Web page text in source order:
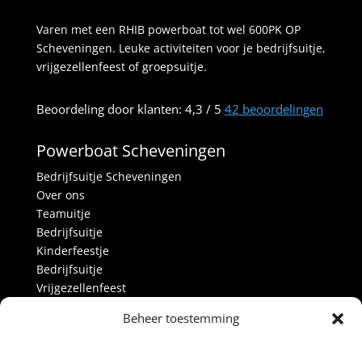
Beheer toestemming
Varen met een RHIB powerboat tot wel 600PK OP
Scheveningen. Leuke activiteiten voor je bedrijfsuitje,
vrijgezellenfeest of groepsuitje.
Beoordeling door klanten: 4,3 / 5 42 beoordelingen
Powerboat Scheveningen
Bedrijfsuitje Scheveningen
Over ons
Teamuitje
Bedrijfsuitje
Kinderfeestje
Bedrijfsuitje
Vrijgezellenfeest